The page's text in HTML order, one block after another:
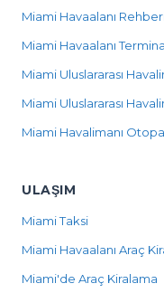
Miami Havaalanı
Miami Havaalanı
Miami Uluslararası
Miami Uluslararası
Miami Havalimanı
ULAŞIM
Miami Taksi
Miami Havaalanı Araç
Miami'de Araç Kiralama